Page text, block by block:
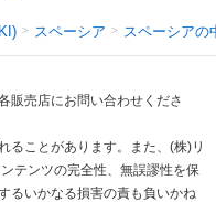
スペーシア スペーシアの
販売店にお問い合わせくださ
ることがあります。また、(株)リ
テンツの完全性、無誤謬性を保
るいかなる損害の責も負いかね